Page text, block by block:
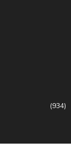
(934)